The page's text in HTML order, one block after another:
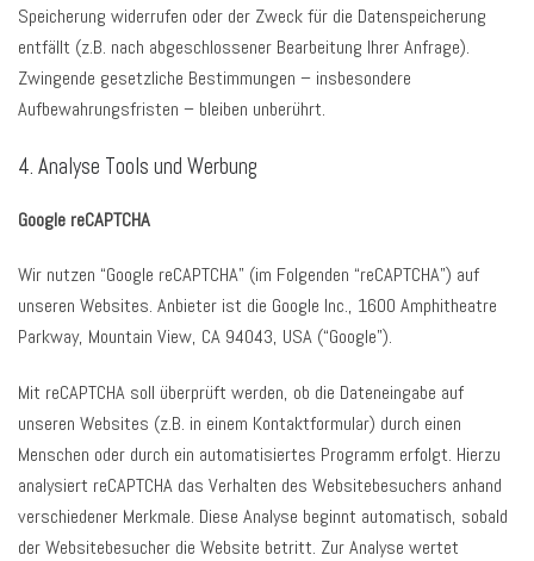
Speicherung widerrufen oder der Zweck für die Datenspeicherung
entfällt (z.B. nach abgeschlossener Bearbeitung Ihrer Anfrage).
Zwingende gesetzliche Bestimmungen – insbesondere
Aufbewahrungsfristen – bleiben unberührt.
4. Analyse Tools und Werbung
Google reCAPTCHA
Wir nutzen “Google reCAPTCHA” (im Folgenden “reCAPTCHA”) auf
unseren Websites. Anbieter ist die Google Inc., 1600 Amphitheatre
Parkway, Mountain View, CA 94043, USA (“Google”).
Mit reCAPTCHA soll überprüft werden, ob die Dateneingabe auf
unseren Websites (z.B. in einem Kontaktformular) durch einen
Menschen oder durch ein automatisiertes Programm erfolgt. Hierzu
analysiert reCAPTCHA das Verhalten des Websitebesuchers anhand
verschiedener Merkmale. Diese Analyse beginnt automatisch, sobald
der Websitebesucher die Website betritt. Zur Analyse wertet